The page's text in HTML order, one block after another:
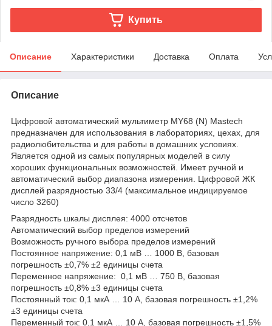
Купить
Описание Характеристики Доставка Оплата
Описание
Цифровой автоматический мультиметр MY68 (N) Mastech
предназначен для использования в лабораториях, цехах, для
радиолюбительства и для работы в домашних условиях.
Является одной из самых популярных моделей в силу
хороших функциональных возможностей. Имеет ручной и
автоматический выбор диапазона измерения. Цифровой ЖК
дисплей разрядностью 33/4 (максимальное индицируемое
число 3260)
Разрядность шкалы дисплея: 4000 отсчетов
Автоматический выбор пределов измерений
Возможность ручного выбора пределов измерений
Постоянное напряжение: 0,1 мВ … 1000 В, базовая
погрешность ±0,7% ±2 единицы счета
Переменное напряжение: 0,1 мВ … 750 В, базовая
погрешность ±0,8% ±3 единицы счета
Постоянный ток: 0,1 мкА … 10 А, базовая погрешность ±1,2%
±3 единицы счета
Переменный ток: 0,1 мкА … 10 А, базовая погрешность ±1,5%